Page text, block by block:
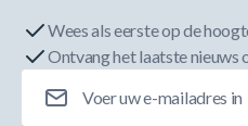
Wees als eerste op de
Ontvang het laatste nieuws